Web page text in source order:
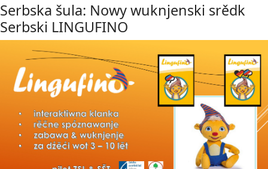
Serbska šula: Nowy wuknjenski srědk
Serbski LINGUFINO